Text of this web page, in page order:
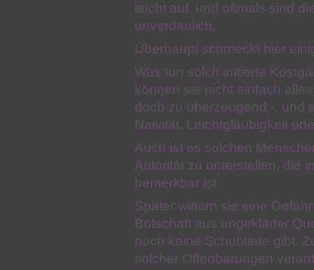
leicht auf, und oftmals sind
unverdaulich.
Überhaupt schmeckt hier
Was tun solch irritierte
können sie nicht einfach
doch zu überzeugend -, und
Naivität, Leichtgläubigkeit
Auch ist es solchen
Autorität zu unterstellen, die
bemerkbar ist.
Später wittern sie eine
Botschaft aus ungeklärter
noch keine Schublade gibt.
solcher Offenbarungen